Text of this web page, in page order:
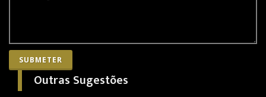
SUBMETER
Outras Sugestões